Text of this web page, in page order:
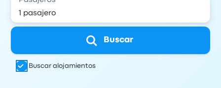
Buscar
Buscar alojamientos